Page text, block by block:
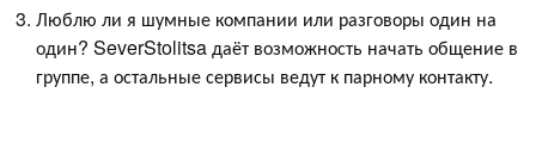
Люблю ли я шумные компании или разговоры один на
один? SeverStolitsa даёт возможность начать общение в
группе, а остальные сервисы ведут к парному контакту.